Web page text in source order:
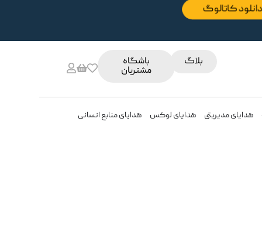
دانلود کاتالوگ
بلاگ باشگاه
مشتریان
هدایای مدیریتی هدایای لوکس هدایای منابع انسانی